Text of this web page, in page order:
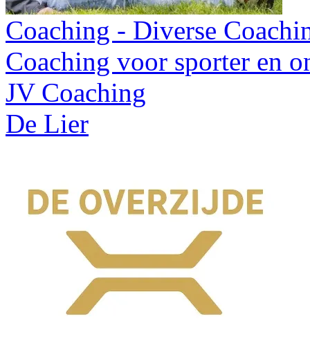
Coaching - Diverse
Coaching voor sporter en
JV Coaching
De Lier